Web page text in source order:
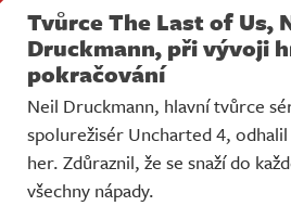
Tvůrce The Last of Us,
Druckmann, při vývoji
pokračování
Neil Druckmann, hlavní tvůrce
spolurežisér Uncharted 4,
her. Zdůraznil, že se snaží do
všechny nápady.